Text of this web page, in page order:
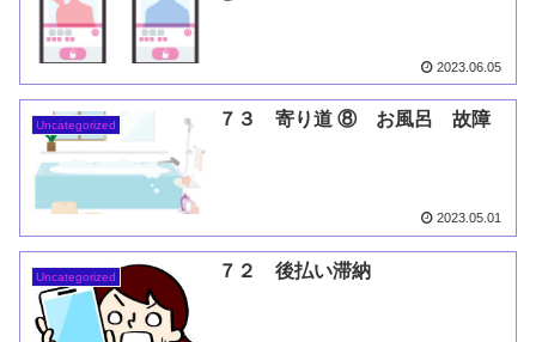
2023.06.05
Uncategorized ７３ 寄り道 ⑧ お風呂 故障
2023.05.01
Uncategorized ７２ 後払い滞納